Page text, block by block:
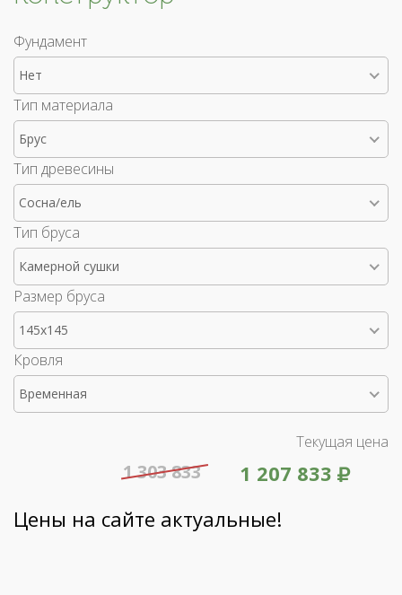
Фундамент
Нет
Тип материала
Брус
Тип древесины
Сосна/ель
Тип бруса
Камерной сушки
Размер бруса
145x145
Кровля
Временная
Текущая цена
1 207 833
1 303 833
Цены на сайте актуальные!